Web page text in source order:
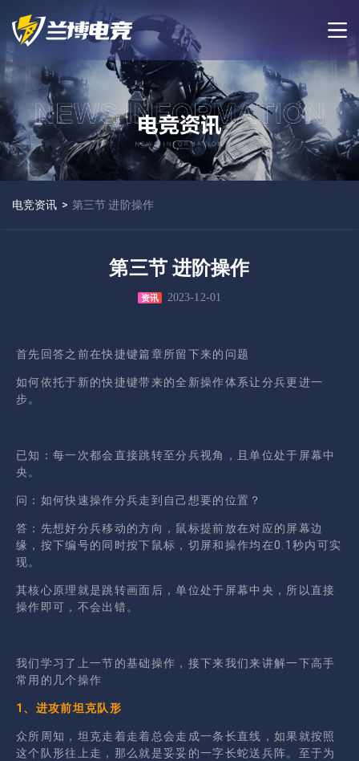
电竞资讯 > 第三节 进阶操作
第三节 进阶操作
资讯 2023-12-01
首先回答之前在快捷键篇章所留下来的问题
如何依托于新的快捷键带来的全新操作体系让分兵更进一
步。
已知：每一次都会直接跳转至分兵视角，且单位处于屏幕中
央。
问：如何快速操作分兵走到自己想要的位置？
答：先想好分兵移动的方向，鼠标提前放在对应的屏幕边
缘，按下编号的同时按下鼠标，切屏和操作均在0.1秒内可实
现。
其核心原理就是跳转画面后，单位处于屏幕中央，所以直接
操作即可，不会出错。
我们学习了上一节的基础操作，接下来我们来讲解一下高手
常用的几个操作
1、进攻前坦克队形
众所周知，坦克走着走着总会走成一条长直线，如果就按照
这个队形往上走，那么就是妥妥的一字长蛇送兵阵。至于为